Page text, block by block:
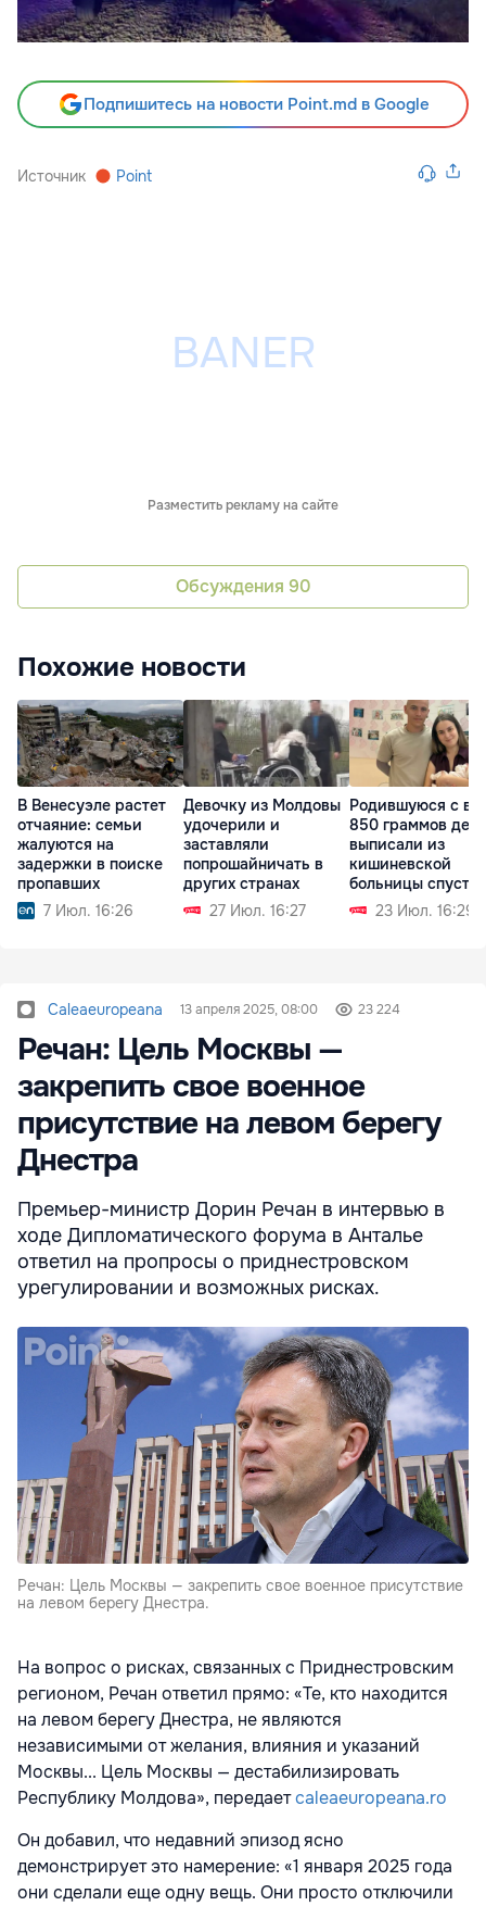
Подпишитесь на новости Point.md в Google
Источник Point
Разместить рекламу на сайте
Обсуждения 90
Похожие новости
В Венесуэле растет
отчаяние: семьи
жалуются на
задержки в поиске
пропавших
7 Июл. 16:26
Девочку из Молдовы
удочерили и
заставляли
попрошайничать в
других странах
27 Июл. 16:27
Родившуюся с
850 граммов
выписали из
кишиневской
больницы спустя
дня 23 Июл. 16:29
Caleaeuropeana 13 апреля 2025, 08:00 23 224
Речан: Цель Москвы —
закрепить свое военное
присутствие на левом берегу
Днестра
Премьер-министр Дорин Речан в интервью в
ходе Дипломатического форума в Анталье
ответил на пропросы о приднестровском
урегулировании и возможных рисках.
Речан: Цель Москвы — закрепить свое военное присутствие
на левом берегу Днестра.
На вопрос о рисках, связанных с Приднестровским
регионом, Речан ответил прямо: «Те, кто находится
на левом берегу Днестра, не являются
независимыми от желания, влияния и указаний
Москвы... Цель Москвы — дестабилизировать
Республику Молдова», передаетcaleaeuropeana.ro
Он добавил, что недавний эпизод ясно
демонстрирует это намерение: «1 января 2025 года
они сделали еще одну вещь. Они просто отключили